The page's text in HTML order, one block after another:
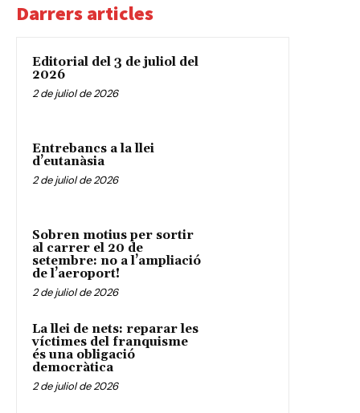
Darrers articles
Editorial del 3 de juliol del
2026
2 de juliol de 2026
Entrebancs a la llei
d’eutanàsia
2 de juliol de 2026
Sobren motius per sortir
al carrer el 20 de
setembre: no a l’ampliació
de l’aeroport!
2 de juliol de 2026
La llei de nets: reparar les
víctimes del franquisme
és una obligació
democràtica
2 de juliol de 2026